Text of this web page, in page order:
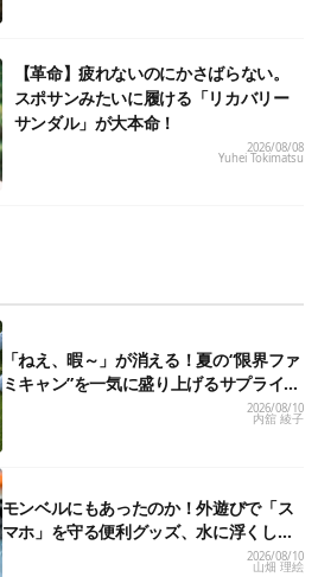
【革命】疲れないのにかさばらない。
スポサンみたいに履ける「リカバリー
サンダル」が大本命！
2026/08/08
Yuhei Tokimatsu
「ねえ、暇～」が消える！夏の“限界ファ
ミキャン”を一気に盛り上げるサプライズ
遊び道具7選
2026/08/10
内舘 綾子
モンベルにもあったのか！外遊びで「ス
マホ」を守る便利グッズ、水に浮くし操
作もサクサクで快適だった
2026/08/10
山畑 理絵